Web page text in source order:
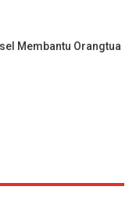
Membantu Orangtua